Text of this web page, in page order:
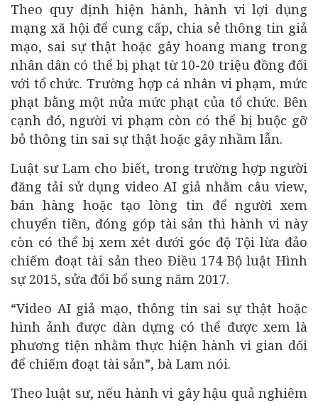
Theo quy định hiện hành, hành vi lợi dụng
mạng xã hội để cung cấp, chia sẻ thông tin giả
mạo, sai sự thật hoặc gây hoang mang trong
nhân dân có thể bị phạt từ 10-20 triệu đồng đối
với tổ chức. Trường hợp cá nhân vi phạm, mức
phạt bằng một nửa mức phạt của tổ chức. Bên
cạnh đó, người vi phạm còn có thể bị buộc gỡ
bỏ thông tin sai sự thật hoặc gây nhầm lẫn.
Luật sư Lam cho biết, trong trường hợp người
đăng tải sử dụng video AI giả nhằm câu view,
bán hàng hoặc tạo lòng tin để người xem
chuyển tiền, đóng góp tài sản thì hành vi này
còn có thể bị xem xét dưới góc độ Tội lừa đảo
chiếm đoạt tài sản theo Điều 174 Bộ luật Hình
sự 2015, sửa đổi bổ sung năm 2017.
“Video AI giả mạo, thông tin sai sự thật hoặc
hình ảnh được dàn dựng có thể được xem là
phương tiện nhằm thực hiện hành vi gian dối
để chiếm đoạt tài sản”, bà Lam nói.
Theo luật sư, nếu hành vi gây hậu quả nghiêm